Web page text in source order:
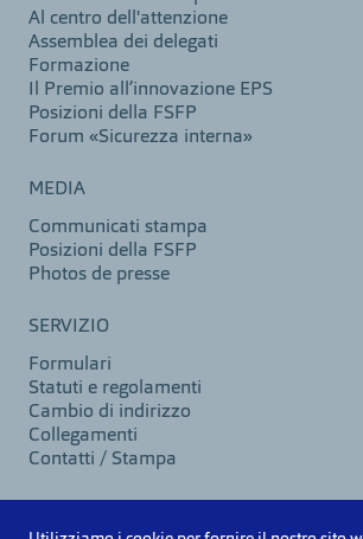
Al centro dell'attenzione
Assemblea dei delegati
Formazione
Il Premio all’innovazione EPS
Posizioni della FSFP
Forum «Sicurezza interna»
MEDIA
Communicati stampa
Posizioni della FSFP
Photos de presse
SERVIZIO
Formulari
Statuti e regolamenti
Cambio di indirizzo
Collegamenti
Contatti / Stampa